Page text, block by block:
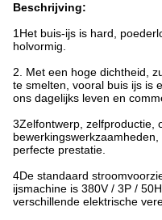
Beschrijving:
1Het buis-ijs is hard,
holvormig.
2. Met een hoge dichtheid,
te smelten, vooral buis ijs is
ons dagelijks leven en
3Zelfontwerp, zelfproductie,
perfecte prestatie.
4De standaard
ijsmachine is 380V / 3P /
verschillende elektrische